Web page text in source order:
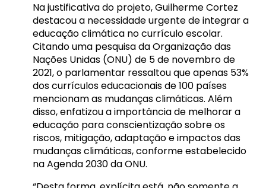
Na justificativa do projeto, Guilherme Cortez
destacou a necessidade urgente de integrar a
educação climática no currículo escolar.
Citando uma pesquisa da Organização das
Nações Unidas (ONU) de 5 de novembro de
2021, o parlamentar ressaltou que apenas 53%
dos currículos educacionais de 100 países
mencionam as mudanças climáticas. Além
disso, enfatizou a importância de melhorar a
educação para conscientização sobre os
riscos, mitigação, adaptação e impactos das
mudanças climáticas, conforme estabelecido
na Agenda 2030 da ONU.